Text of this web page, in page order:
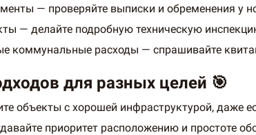
— проверяйте выписки и обременения у
— делайте подробную техническую
коммунальные расходы — спрашивайте
для разных целей 🎯
объекты с хорошей инфраструктурой, даже
приоритет расположению и простоте